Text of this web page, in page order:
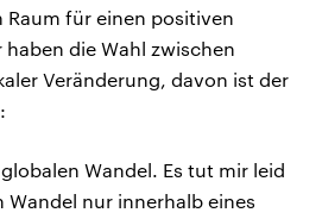
Raum für einen positiven
die Wahl zwischen
Veränderung, davon ist der
Wandel. Es tut mir leid
Wandel nur innerhalb eines